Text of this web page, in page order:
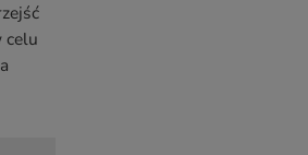
celu